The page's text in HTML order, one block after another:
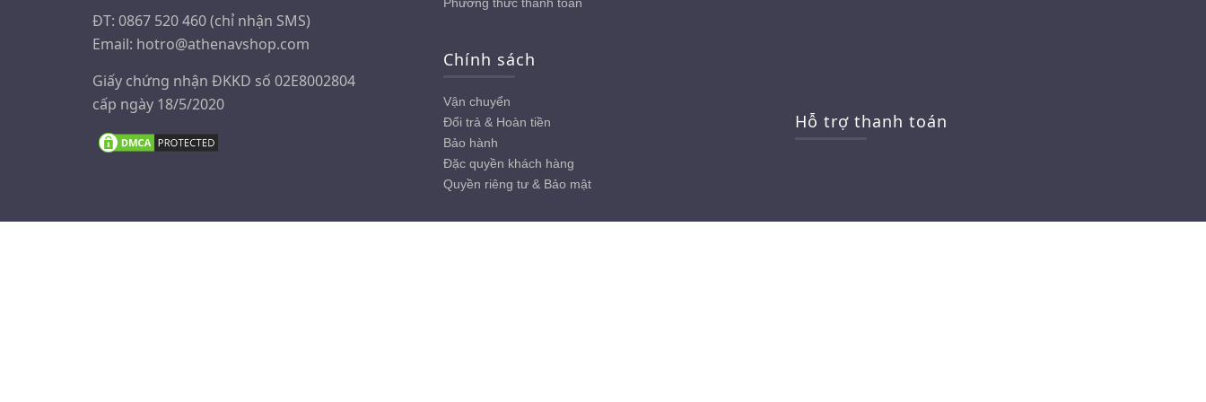
trang
ĐT: 0867 520 460 (chỉ nhận SMS)
Email: hotro@athenavshop.com
Giấy chứng nhận ĐKKD số 02E8002804
cấp ngày 18/5/2020
Phương thức thanh toán
Chính sách
Vận chuyển
Đổi trả & Hoàn tiền
Bảo hành
Đặc quyền khách hàng
Quyền riêng tư & Bảo mật
Hỗ trợ thanh toán